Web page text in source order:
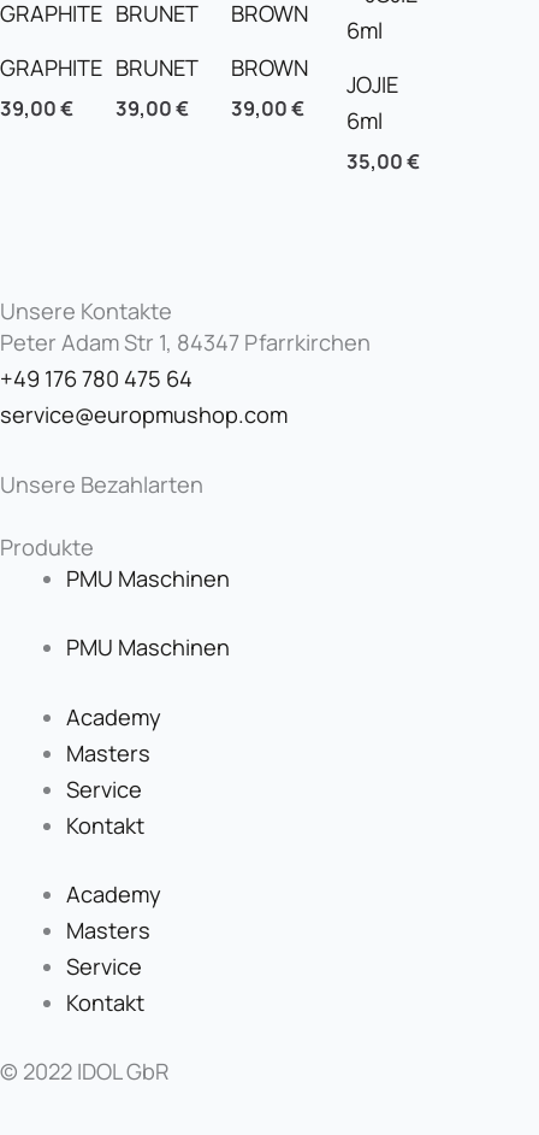
GRAPHITE
39,00€
BRUNET
39,00€
BROWN
39,00€
JOJIE
6ml
35,00€
Unsere Kontakte
Peter Adam Str 1, 84347 Pfarrkirchen
+49 176 780 475 64
service@europmushop.com
Unsere Bezahlarten
Produkte
PMU Maschinen
PMU Maschinen
Academy
Masters
Service
Kontakt
Academy
Masters
Service
Kontakt
© 2022 IDOL GbR